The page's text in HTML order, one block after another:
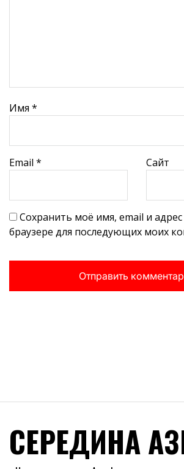
Имя *
Email * Сайт
Сохранить моё имя, email и
браузере для последующих моих
СЕРЕДИНА